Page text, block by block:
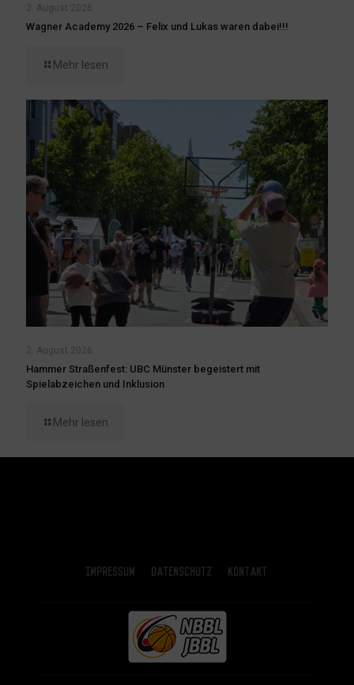
2. August 2026
Wagner Academy 2026 – Felix und Lukas waren dabei!!!
Mehr lesen
2. August 2026
Hammer Straßenfest: UBC Münster begeistert mit
Spielabzeichen und Inklusion
Mehr lesen
Impressum Datenschutz Kontakt